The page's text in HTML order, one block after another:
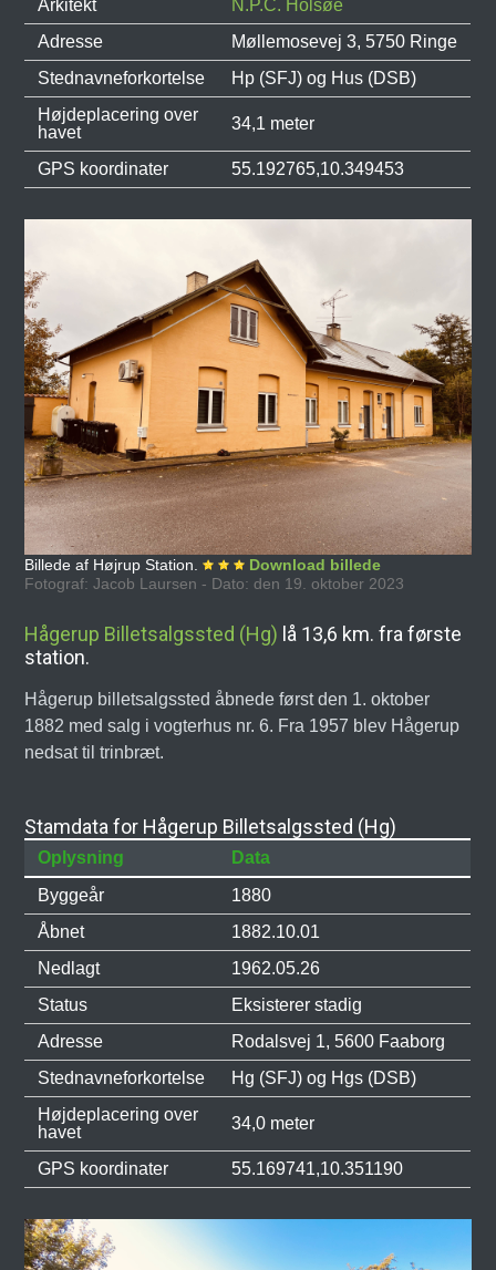
Arkitekt
N.P.C. Holsøe
Adresse
Møllemosevej 3, 5750 Ringe
Stednavneforkortelse
Hp (SFJ) og Hus (DSB)
Højdeplacering over
havet
34,1 meter
GPS koordinater 55.192765,10.349453
Billede af Højrup Station.
Download billede
Fotograf: Jacob Laursen - Dato: den 19. oktober 2023
Hågerup Billetsalgssted (Hg) lå 13,6 km. fra første
station.
Hågerup billetsalgssted åbnede først den 1. oktober
1882 med salg i vogterhus nr. 6. Fra 1957 blev Hågerup
nedsat til trinbræt.
Stamdata for Hågerup Billetsalgssted (Hg)
Oplysning
Data
Byggeår
1880
Åbnet
1882.10.01
Nedlagt
1962.05.26
Status
Eksisterer stadig
Adresse
Rodalsvej 1, 5600 Faaborg
Stednavneforkortelse
Hg (SFJ) og Hgs (DSB)
Højdeplacering over
havet
34,0 meter
GPS koordinater 55.169741,10.351190